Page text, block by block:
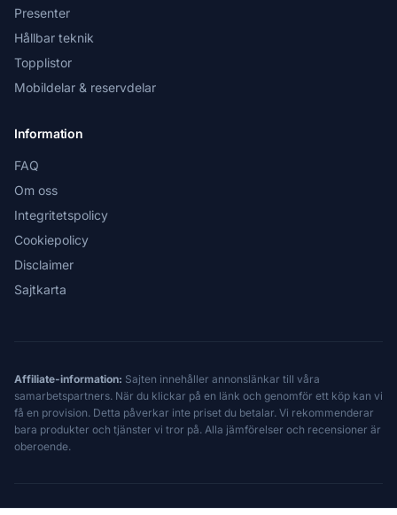
Presenter
Hållbar teknik
Topplistor
Mobildelar & reservdelar
Information
FAQ
Om oss
Integritetspolicy
Cookiepolicy
Disclaimer
Sajtkarta
Affiliate-information: Sajten innehåller annonslänkar till våra
samarbetspartners. När du klickar på en länk och genomför ett köp kan vi
få en provision. Detta påverkar inte priset du betalar. Vi rekommenderar
bara produkter och tjänster vi tror på. Alla jämförelser och recensioner är
oberoende.